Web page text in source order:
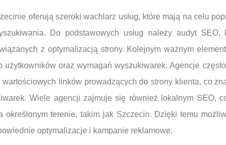
oferują szeroki wachlarz usług, które mają na celu
Do podstawowych usług należy audyt SEO,
z optymalizacją strony. Kolejnym ważnym
użytkowników oraz wymagań wyszukiwarek. Agencje
linków prowadzących do strony klienta, co
Wiele agencji zajmuje się również lokalnym SEO,
określonym terenie, takim jak Szczecin. Dzięki temu
optymalizacje i kampanie reklamowe.